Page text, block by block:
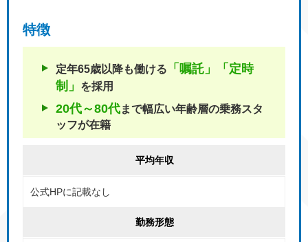
特徴
定年65歳以降も働ける
「嘱託」「定時
制」
を採用
20代～80代まで幅広い年齢層の乗務スタ
ッフが在籍
平均年収
公式HPに記載なし
勤務形態